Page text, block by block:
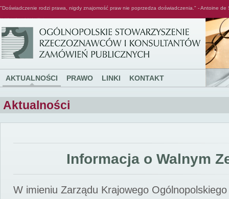
"Doświadczenie rodzi prawa, nigdy znajomość praw nie poprzedza doświadczenia." - Antoine de
AKTUALNOŚCI PRAWO LINKI KONTAKT
Aktualności
Informacja o Walnym
W imieniu Zarządu Krajowego